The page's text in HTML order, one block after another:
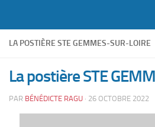
LA POSTIÈRE STE GEMMES-SUR-LOIRE
La postière STE
PAR BÉNÉDICTE RAGU · 26 OCTOBRE 2022